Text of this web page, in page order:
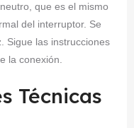
que es el mismo
del interruptor. Se
Sigue las instrucciones
la conexión.
Técnicas